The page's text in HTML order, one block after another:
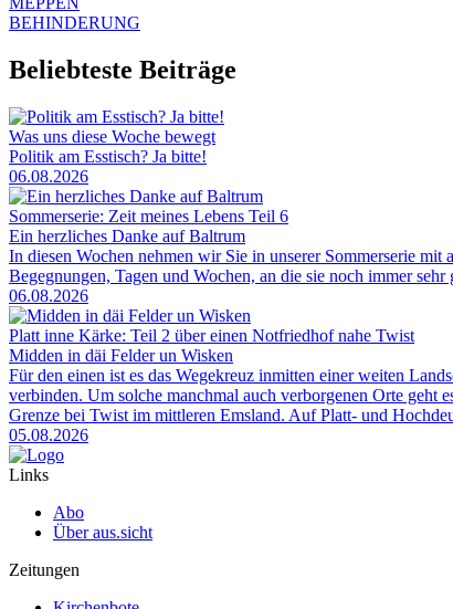
BEHINDERUNG
Beliebteste Beiträge
Was uns diese Woche bewegt
Politik am Esstisch? Ja bitte!
06.08.2026
Sommerserie: Zeit meines Lebens Teil 6
Ein herzliches Danke auf Baltrum
In diesen Wochen nehmen wir Sie in unserer Sommerserie
Begegnungen, Tagen und Wochen, an die sie noch immer
06.08.2026
Platt inne Kärke: Teil 2 über einen Notfriedhof nahe Twist
Midden in däi Felder un Wisken
Für den einen ist es das Wegekreuz inmitten einer weiten
verbinden. Um solche manchmal auch verborgenen Orte geht
Grenze bei Twist im mittleren Emsland. Auf Platt- und
05.08.2026
Links
Abo
Über aus.sicht
Zeitungen